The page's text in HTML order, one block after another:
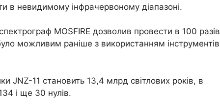
в невидимому інфрачервоному діапазоні.
MOSFIRE дозволив провести в 100 разів
можливим раніше з використанням інструментів
JNZ-11 становить 13,4 млрд світлових років, в
і ще 30 нулів.